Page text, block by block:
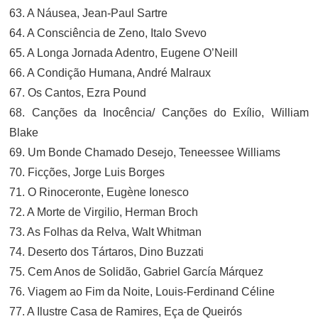
63. A Náusea, Jean-Paul Sartre
64. A Consciência de Zeno, Italo Svevo
65. A Longa Jornada Adentro, Eugene O’Neill
66. A Condição Humana, André Malraux
67. Os Cantos, Ezra Pound
68. Canções da Inocência/ Canções do Exílio, William
Blake
69. Um Bonde Chamado Desejo, Teneessee Williams
70. Ficções, Jorge Luis Borges
71. O Rinoceronte, Eugène Ionesco
72. A Morte de Virgilio, Herman Broch
73. As Folhas da Relva, Walt Whitman
74. Deserto dos Tártaros, Dino Buzzati
75. Cem Anos de Solidão, Gabriel García Márquez
76. Viagem ao Fim da Noite, Louis-Ferdinand Céline
77. A Ilustre Casa de Ramires, Eça de Queirós